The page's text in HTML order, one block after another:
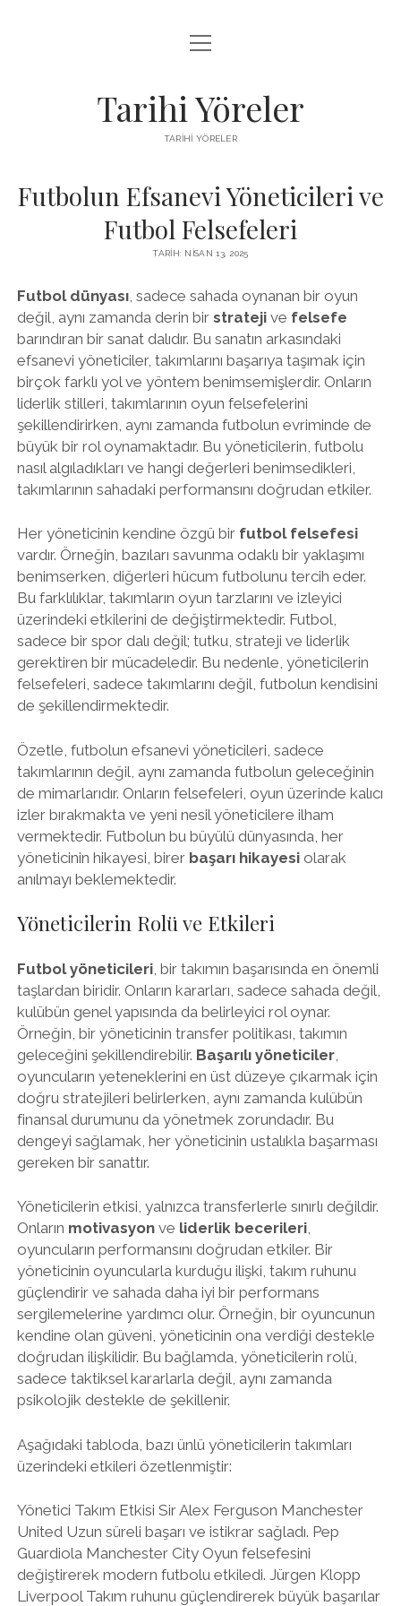
LISTE
ÜCRETSIZ ŞIFRESIZ INSTAGRAM BEĞENI HILESI
menüyü
aç
Tarihi Yöreler
TARIHI YÖRELER
Futbolun Efsanevi Yöneticileri ve
Futbol Felsefeleri
TARIH: NISAN 13, 2025
Futbol dünyası, sadece sahada oynanan bir oyun
değil, aynı zamanda derin bir stratejive felsefe
barındıran bir sanat dalıdır. Bu sanatın arkasındaki
efsanevi yöneticiler, takımlarını başarıya taşımak için
birçok farklı yol ve yöntem benimsemişlerdir. Onların
liderlik stilleri, takımlarının oyun felsefelerini
şekillendirirken, aynı zamanda futbolun evriminde de
büyük bir rol oynamaktadır. Bu yöneticilerin, futbolu
nasıl algıladıkları ve hangi değerleri benimsedikleri,
takımlarının sahadaki performansını doğrudan etkiler.
Her yöneticinin kendine özgü bir futbol felsefesi
vardır. Örneğin, bazıları savunma odaklı bir yaklaşımı
benimserken, diğerleri hücum futbolunu tercih eder.
Bu farklılıklar, takımların oyun tarzlarını ve izleyici
üzerindeki etkilerini de değiştirmektedir. Futbol,
sadece bir spor dalı değil; tutku, strateji ve liderlik
gerektiren bir mücadeledir. Bu nedenle, yöneticilerin
felsefeleri, sadece takımlarını değil, futbolun kendisini
de şekillendirmektedir.
Özetle, futbolun efsanevi yöneticileri, sadece
takımlarının değil, aynı zamanda futbolun geleceğinin
de mimarlarıdır. Onların felsefeleri, oyun üzerinde kalıcı
izler bırakmakta ve yeni nesil yöneticilere ilham
vermektedir. Futbolun bu büyülü dünyasında, her
yöneticinin hikayesi, birer başarı hikayesiolarak
anılmayı beklemektedir.
Yöneticilerin Rolü ve Etkileri
Futbol yöneticileri, bir takımın başarısında en önemli
taşlardan biridir. Onların kararları, sadece sahada değil,
kulübün genel yapısında da belirleyici rol oynar.
Örneğin, bir yöneticinin transfer politikası, takımın
geleceğini şekillendirebilir. Başarılı yöneticiler,
oyuncuların yeteneklerini en üst düzeye çıkarmak için
doğru stratejileri belirlerken, aynı zamanda kulübün
finansal durumunu da yönetmek zorundadır. Bu
dengeyi sağlamak, her yöneticinin ustalıkla başarması
gereken bir sanattır.
Yöneticilerin etkisi, yalnızca transferlerle sınırlı değildir.
Onların motivasyonve liderlik becerileri,
oyuncuların performansını doğrudan etkiler. Bir
yöneticinin oyuncularla kurduğu ilişki, takım ruhunu
güçlendirir ve sahada daha iyi bir performans
sergilemelerine yardımcı olur. Örneğin, bir oyuncunun
kendine olan güveni, yöneticinin ona verdiği destekle
doğrudan ilişkilidir. Bu bağlamda, yöneticilerin rolü,
sadece taktiksel kararlarla değil, aynı zamanda
psikolojik destekle de şekillenir.
Aşağıdaki tabloda, bazı ünlü yöneticilerin takımları
üzerindeki etkileri özetlenmiştir:
Yönetici Takım Etkisi Sir Alex Ferguson Manchester
United Uzun süreli başarı ve istikrar sağladı. Pep
Guardiola Manchester City Oyun felsefesini
değiştirerek modern futbolu etkiledi. Jürgen Klopp
Liverpool Takım ruhunu güçlendirerek büyük başarılar